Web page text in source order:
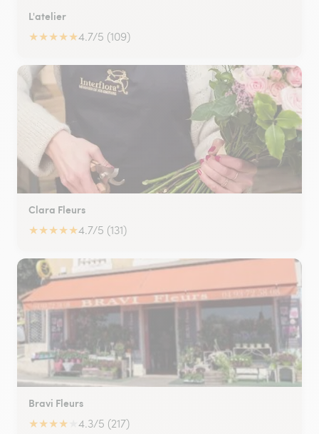
L'atelier
★★★★★4.7/5 (109)
Clara Fleurs
★★★★★4.7/5 (131)
Bravi Fleurs
★★★★ 4.3/5 (217)